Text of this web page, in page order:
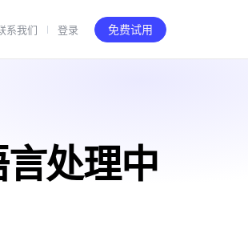
系我们 登录 免费试用
处理中